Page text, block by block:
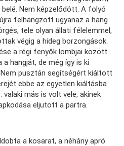
Nem képzelődött. A folyó
felhangzott ugyanaz a hang
tele olyan állati félelemmel,
végig a hideg borzongások.
a régi fenyők lombjai között
hangját, de még így is ki
pusztán segítségért kiáltott
ebbe az egyetlen kiáltásba
valaki más is volt vele, akinek
eljutott a partra.
a kosarat, a néhány apró